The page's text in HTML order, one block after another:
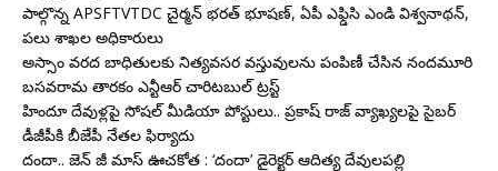
పాల్గొన్న APSFTVTDC చైర్మన్ భరత్ భూషణ్, ఏపీ ఎఫ్డిసి ఎండి విశ్వనాథన్,
పలు శాఖల అధికారులు
అస్సాం వరద బాధితులకు నిత్యవసర వస్తువులను పంపిణీ చేసిన నందమూరి
బసవరామ తారకం ఎన్టీఆర్ చారిటబుల్ ట్రస్ట్
హిందూ దేవుళ్లపై సోషల్ మీడియా పోస్టులు.. ప్రకాష్ రాజ్ వ్యాఖ్యలపై సైబర్
డీజీపీకి బీజేపీ నేతల ఫిర్యాదు
దందా.. జెన్ జీ మాస్ ఊచకోత : ‘దందా’ డైరెక్ట‌ర్ ఆదిత్య దేవులపల్లి